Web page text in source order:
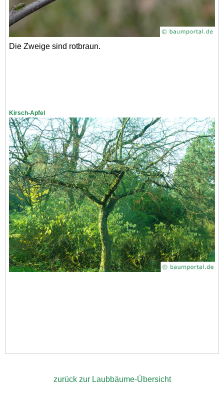
Die Zweige sind rotbraun.
Kirsch-Apfel
zurück zur Laubbäume-Übersicht